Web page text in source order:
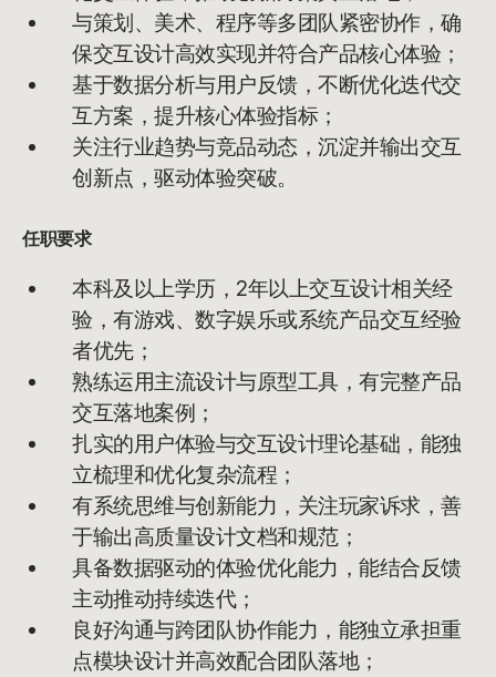
与策划、美术、程序等多团队紧密协作，确
保交互设计高效实现并符合产品核心体验；
基于数据分析与用户反馈，不断优化迭代交
互方案，提升核心体验指标；
关注行业趋势与竞品动态，沉淀并输出交互
创新点，驱动体验突破。
任职要求
本科及以上学历，2年以上交互设计相关经
验，有游戏、数字娱乐或系统产品交互经验
者优先；
熟练运用主流设计与原型工具，有完整产品
交互落地案例；
扎实的用户体验与交互设计理论基础，能独
立梳理和优化复杂流程；
有系统思维与创新能力，关注玩家诉求，善
于输出高质量设计文档和规范；
具备数据驱动的体验优化能力，能结合反馈
主动推动持续迭代；
良好沟通与跨团队协作能力，能独立承担重
点模块设计并高效配合团队落地；